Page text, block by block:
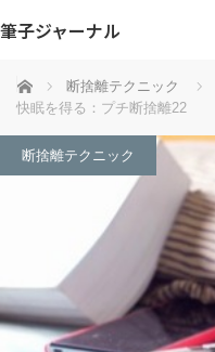
筆子ジャーナル
ホーム 断捨離テクニック
快眠を得る：プチ断捨離22
断捨離テクニック